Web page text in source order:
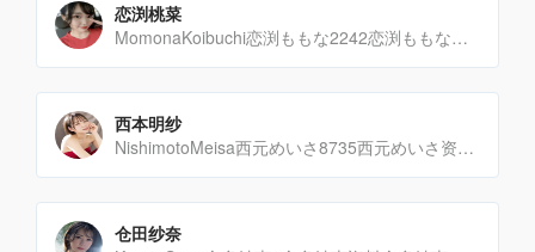
恋渕桃菜
MomonaKoibuchi恋渕ももな2242恋渕ももな资料恋渕桃菜是一位备受瞩目的日本女优，她的出[…]
西本明纱
NishimotoMeisa西元めいさ8735西元めいさ资料西元めいさ（NishimotoMeis[…]
仓田纱奈